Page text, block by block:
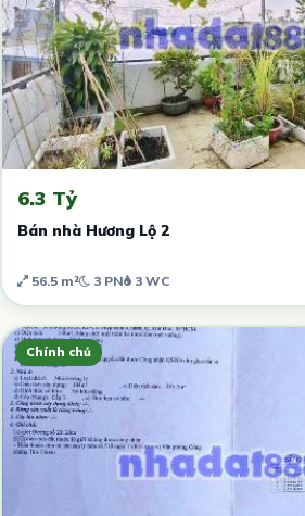
6.3 Tỷ
Bán nhà Hương Lộ 2
56.5 m² 3 PN 3 WC
Chính chủ